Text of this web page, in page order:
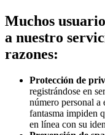
Muchos
a nuestro
razones:
Protección de
registrándose en
número personal a
fantasma impiden
en línea con su